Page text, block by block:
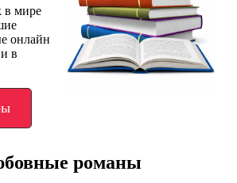
в мире
онлайн
в
романы